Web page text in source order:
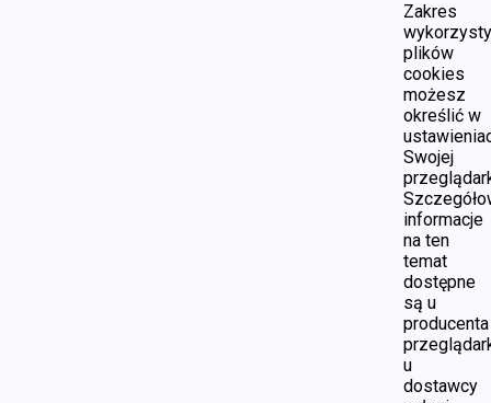
Zakres
plików
cookies
możesz
określić w
Swojej
informacje
na ten
temat
dostępne
są u
producenta
u
dostawcy